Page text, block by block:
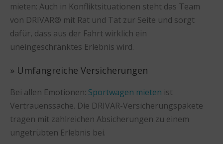
mieten: Auch in Konfliktsituationen steht das Team
von DRIVAR® mit Rat und Tat zur Seite und sorgt
dafür, dass aus der Fahrt wirklich ein
uneingeschränktes Erlebnis wird.
» Umfangreiche Versicherungen
Bei allen Emotionen: Sportwagen mieten ist
Vertrauenssache. Die DRIVAR-Versicherungspakete
tragen mit zahlreichen Absicherungen zu einem
ungetrübten Erlebnis bei.